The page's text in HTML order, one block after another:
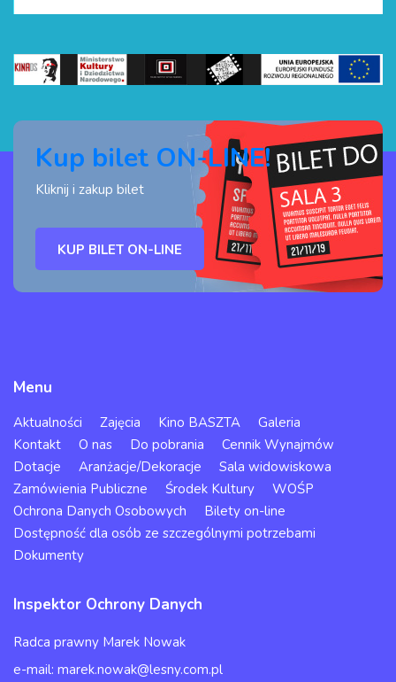
Kup bilet ON-LINE!
Kliknij i zakup bilet
KUP BILET ON-LINE
Menu
Aktualności Zajęcia Kino BASZTA
Galeria
Kontakt
O nas Do pobrania
Cennik Wynajmów
Dotacje
Aranżacje/Dekoracje
Sala widowiskowa
Zamówienia Publiczne
Środek Kultury
WOŚP
Ochrona Danych Osobowych
Bilety on-line
Dostępność dla osób ze szczególnymi potrzebami
Dokumenty
Inspektor Ochrony Danych
Radca prawny Marek Nowak
e-mail: marek.nowak@lesny.com.pl